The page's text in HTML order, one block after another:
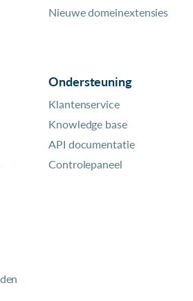
Nieuwe domeinextensies
Ondersteuning
Klantenservice
Knowledge base
API documentatie
Controlepaneel